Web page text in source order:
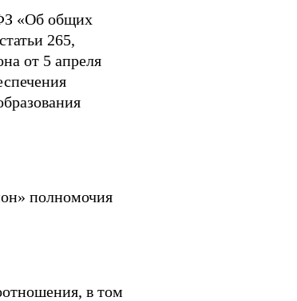
«Об общих
265,
от 5 апреля
полномочия
в том